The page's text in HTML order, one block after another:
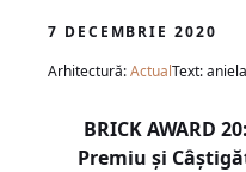
7 DECEMBRIE 2020
Arhitectură:ActualText:
BRICK AWARD
Premiu și